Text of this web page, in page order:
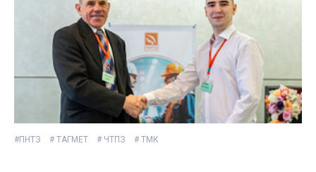
#ПНТЗ # ТАГМЕТ # ЧТПЗ # ТМК